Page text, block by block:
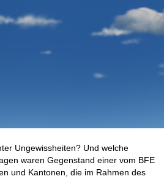
Ungewissheiten? Und welche
waren Gegenstand einer vom BFE
und Kantonen, die im Rahmen des